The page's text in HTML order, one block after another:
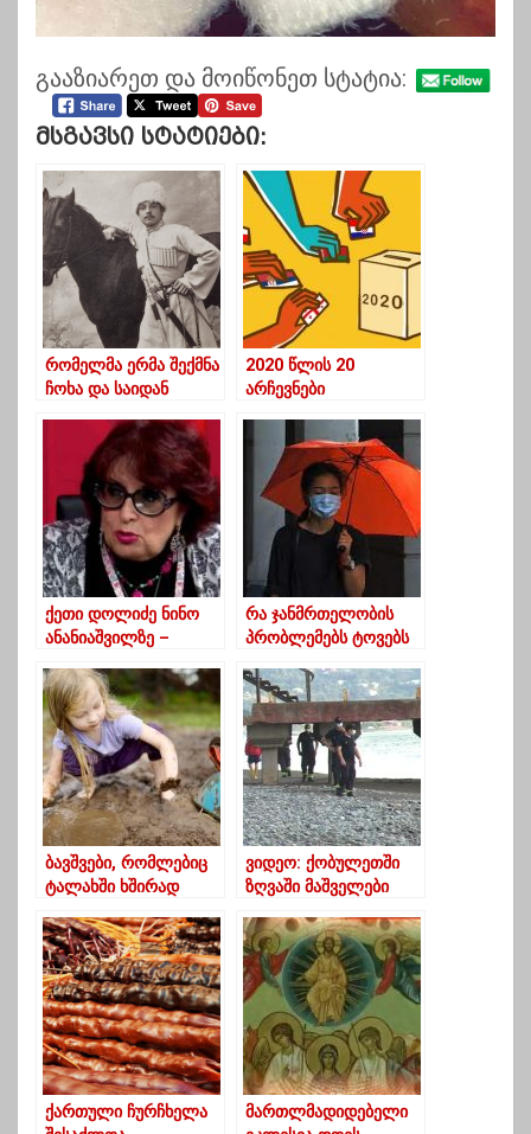
გააზიარეთ და მოიწონეთ სტატია:
Მსგავსი Სტატიები:
რომელმა ერმა შექმნა
ჩოხა და საიდან
ახალუხი
საქართველოში
2020 წლის 20
არჩევნები
ქეთი დოლიძე ნინო
ანანიაშვილზე –
თავისი
შესაძლებლობა – არ
შეიძლება ადამიანის
ერთი ხელის მოსმით
განკიცხვა
რა ჯანმრთელობის
პრობლემებს ტოვებს
ორგანიზმში- კვლევა
ბავშვები, რომლებიც
ტალახში ხშირად
გონიერები არიან
ვიდეო: ქობულეთში
ზღვაში მაშველები
ეძებენ
ქართული ჩურჩხელა
მართლმადიდებელი